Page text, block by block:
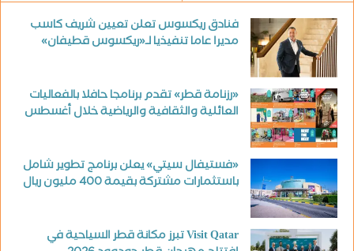
فنادق ريكسوس تعلن تعيين شريف كاسب
مديرا عاما تنفيذيا لـ«ريكسوس قطيفان»
«رزنامة قطر» تقدم برنامجا حافلا بالفعاليات
العائلية والثقافية والرياضية خلال أغسطس
«فستيفال سيتي» يعلن برنامج تطوير شامل
باستثمارات مشتركة بقيمة 400 مليون ريال
Visit Qatar تبرز مكانة قطر السياحية في